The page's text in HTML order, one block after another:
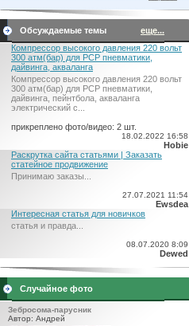
Обсуждаемые темы
еще...
Компрессор высокого давления 220 вольт
300 атм(бар) для PCP пневматики,
дайвинга, акваланга
Компрессор высокого давления 220 вольт
300 атм(бар) для PCP пневматики,
дайвинга, пейнтбола, акваланга
электрический c...
прикреплено фото/видео: 2 шт.
18.02.2022 16:58
Hobie
Раскрутка сайта статьями | Заказать
статейное продвижение
Принимаю заказы...
27.07.2021 11:54
Ewsdea
Интересная статья для новичков
статья и правда...
08.07.2020 8:09
Dewed
Случайное фото
Зебросома-парусник
Автор: Андрей